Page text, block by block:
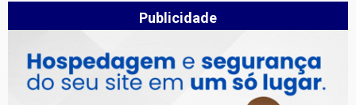
Publicidade